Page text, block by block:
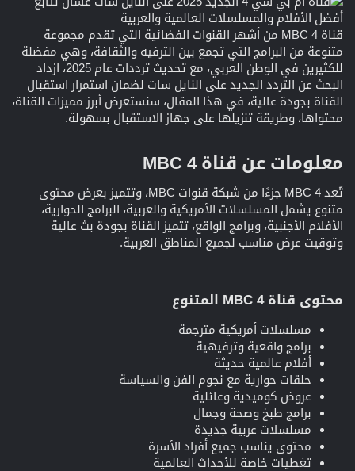
قناة MBC 4 من أشهر القنوات الفضائية التي تقدم مجموعة
متنوعة من البرامج التي تجمع بين الترفيه والثقافة، وهي مفضلة
للكثيرين في الوطن العربي، مع تحديث ترددات عام 2025، ازداد
البحث عن التردد الجديد على النايل سات لضمان استمرار استقبال
القناة بجودة عالية، في هذا المقال، سنستعرض أبرز مميزات القناة،
محتواها، وطريقة تنزيلها على جهاز الاستقبال بسهولة.
معلومات عن قناة MBC 4
تُعد MBC 4 جزءًا من شبكة قنوات MBC، وتتميز بعرض محتوى
متنوع يشمل المسلسلات الأمريكية والعربية، البرامج الحوارية،
الأفلام الأجنبية، وبرامج الواقع، تتميز القناة بجودة بث عالية
وتوقيت عرض مناسب لجميع المناطق العربية.
محتوى قناة MBC 4 المتنوع
مسلسلات أمريكية مترجمة
برامج واقعية وترفيهية
أفلام عالمية حديثة
حلقات حوارية مع نجوم الفن والسياسة
عروض كوميدية وعائلية
برامج طبخ وصحة وجمال
مسلسلات عربية جديدة
محتوى يناسب جميع أفراد الأسرة
تغطيات خاصة للأحداث العالمية